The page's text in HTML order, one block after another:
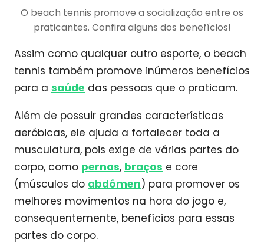
O beach tennis promove a socialização entre os
praticantes. Confira alguns dos benefícios!
Assim como qualquer outro esporte, o beach
tennis também promove inúmeros benefícios
para a saúde das pessoas que o praticam.
Além de possuir grandes características
aeróbicas, ele ajuda a fortalecer toda a
musculatura, pois exige de várias partes do
corpo, como pernas, braços e core
(músculos do abdômen) para promover os
melhores movimentos na hora do jogo e,
consequentemente, benefícios para essas
partes do corpo.